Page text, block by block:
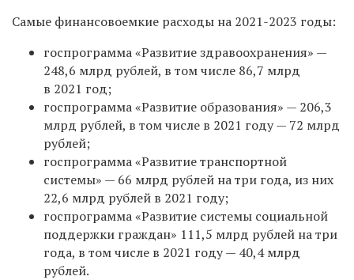
Самые финансовоемкие расходы на 2021-2023 годы:
госпрограмма «Развитие здравоохранения» —
248,6 млрд рублей, в том числе 86,7 млрд
в 2021 год;
госпрограмма «Развитие образования» — 206,3
млрд рублей, в том числе в 2021 году — 72 млрд
рублей;
госпрограмма «Развитие транспортной
системы» — 66 млрд рублей на три года, из них
22,6 млрд рублей в 2021 году;
госпрограмма «Развитие системы социальной
поддержки граждан» 111,5 млрд рублей на три
года, в том числе в 2021 году — 40,4 млрд
рублей.